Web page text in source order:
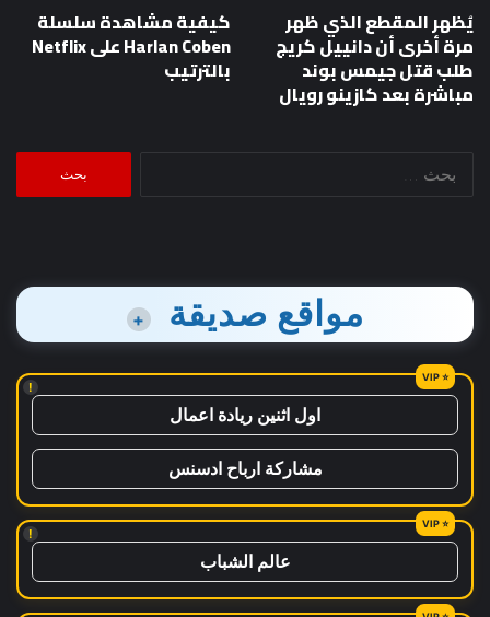
يُظهر المقطع الذي ظهر
مرة أخرى أن دانييل كريج
طلب قتل جيمس بوند
مباشرة بعد كازينو رويال
كيفية مشاهدة سلسلة
Harlan Coben على Netflix
بالترتيب
البحث
مواقع صديقة +
!
اول اثنين ريادة اعمال
مشاركة ارباح ادسنس
!
عالم الشباب